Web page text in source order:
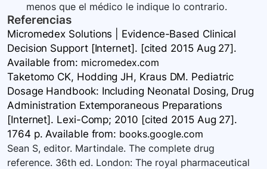
menos que el médico le indique lo contrario.
Referencias
Micromedex Solutions | Evidence-Based Clinical
Decision Support [Internet]. [cited 2015 Aug 27].
Available from: micromedex.com
Taketomo CK, Hodding JH, Kraus DM. Pediatric
Dosage Handbook: Including Neonatal Dosing, Drug
Administration Extemporaneous Preparations
[Internet]. Lexi-Comp; 2010 [cited 2015 Aug 27].
1764 p. Available from: books.google.com
Sean S, editor. Martindale. The complete drug
reference. 36th ed. London: The royal pharmaceutical